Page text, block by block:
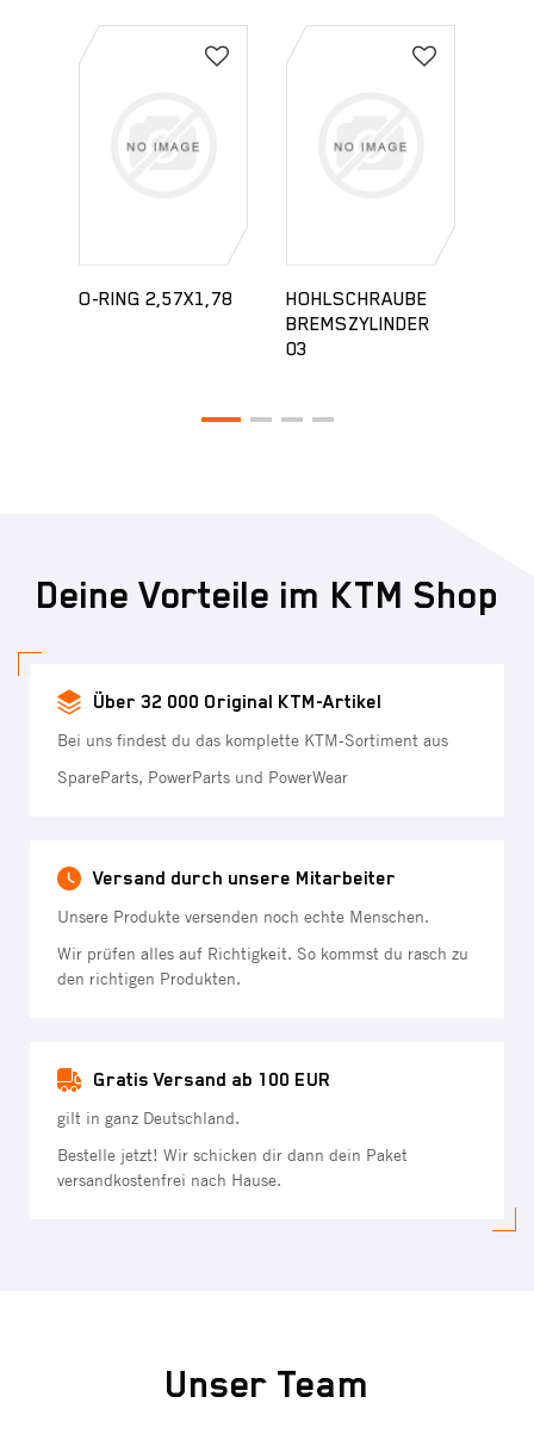
O-RING 2,57X1,78
HOHLSCHRAUBE
BREMSZYLINDER
03
Deine Vorteile im KTM Shop
Über 32 000 Original KTM-Artikel
Bei uns findest du das komplette KTM-Sortiment aus
SpareParts, PowerParts und PowerWear
Versand durch unsere Mitarbeiter
Unsere Produkte versenden noch echte Menschen.
Wir prüfen alles auf Richtigkeit. So kommst du rasch zu
den richtigen Produkten.
Gratis Versand ab 100 EUR
gilt in ganz Deutschland.
Bestelle jetzt! Wir schicken dir dann dein Paket
versandkostenfrei nach Hause.
Unser Team